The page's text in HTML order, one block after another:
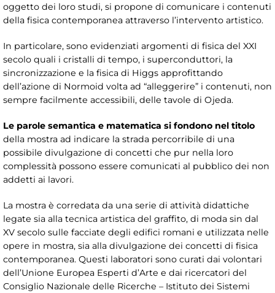
oggetto dei loro studi, si propone di comunicare i contenuti
della fisica contemporanea attraverso l’intervento artistico.
In particolare, sono evidenziati argomenti di fisica del XXI
secolo quali i cristalli di tempo, i superconduttori, la
sincronizzazione e la fisica di Higgs approfittando
dell’azione di Normoid volta ad “alleggerire” i contenuti, non
sempre facilmente accessibili, delle tavole di Ojeda.
Le parole semantica e matematica si fondono nel titolo
della mostra ad indicare la strada percorribile di una
possibile divulgazione di concetti che pur nella loro
complessità possono essere comunicati al pubblico dei non
addetti ai lavori.
La mostra è corredata da una serie di attività didattiche
legate sia alla tecnica artistica del graffito, di moda sin dal
XV secolo sulle facciate degli edifici romani e utilizzata nelle
opere in mostra, sia alla divulgazione dei concetti di fisica
contemporanea. Questi laboratori sono curati dai volontari
dell’Unione Europea Esperti d’Arte e dai ricercatori del
Consiglio Nazionale delle Ricerche – Istituto dei Sistemi